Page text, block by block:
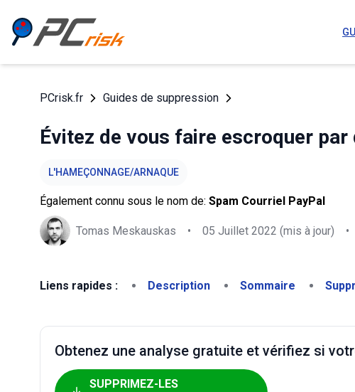
PCrisk.fr Guides de suppression
Évitez de vous faire escroquer
L'HAMEÇONNAGE/ARNAQUE
Également connu sous le nom de: Spam Courriel PayPal
Tomas Meskauskas • 05 Juillet 2022 (mis à jour) •
Liens rapides : Description Sommaire
Obtenez une analyse gratuite et vérifiez si
SUPPRIMEZ-LES